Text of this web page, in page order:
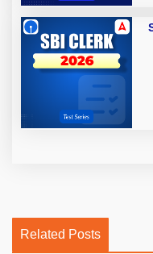
Related Posts